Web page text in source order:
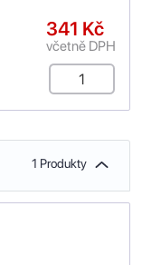
341 Kč
včetně DPH
1 Produkty